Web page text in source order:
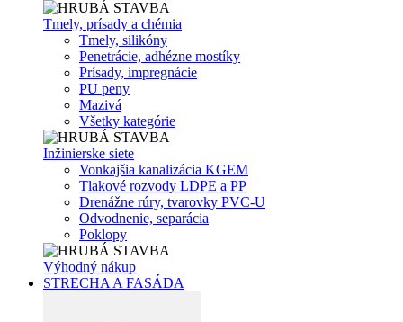
Tmely, prísady a chémia
Tmely, silikóny
Penetrácie, adhézne mostíky
Prísady, impregnácie
PU peny
Mazivá
Všetky kategórie
Inžinierske siete
Vonkajšia kanalizácia KGEM
Tlakové rozvody LDPE a PP
Drenážne rúry, tvarovky PVC-U
Odvodnenie, separácia
Poklopy
Výhodný nákup
STRECHA A FASÁDA